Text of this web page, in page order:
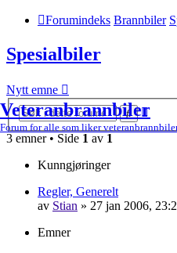
Veteranbrannbiler
Forum for alle som liker
Forumindeks Brannbiler
Spesialbiler
Nytt emne
Søk
søk
3 emner • Side 1 av 1
Kunngjøringer
Regler, Generelt
av Stian » 27 jan 2006,
Emner